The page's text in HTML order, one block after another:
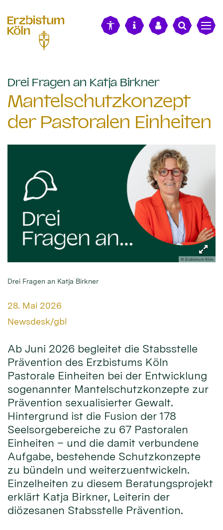
Drei Fragen an Katja Birkner:
Mantelschutzkonzept
der Pastoralen Einheiten
© Erzbistum Köln
Drei Fragen an Katja Birkner
Datum:
28. Mai 2026
Von:
Newsdesk/gbl
Ab Juni 2026 begleitet die Stabsstelle
Prävention des Erzbistums Köln
Pastorale Einheiten bei der Entwicklung
sogenannter Mantelschutzkonzepte zur
Prävention sexualisierter Gewalt.
Hintergrund ist die Fusion der 178
Seelsorgebereiche zu 67 Pastoralen
Einheiten – und die damit verbundene
Aufgabe, bestehende Schutzkonzepte
zu bündeln und weiterzuentwickeln.
Einzelheiten zu diesem Beratungsprojekt
erklärt Katja Birkner, Leiterin der
diözesanen Stabsstelle Prävention.